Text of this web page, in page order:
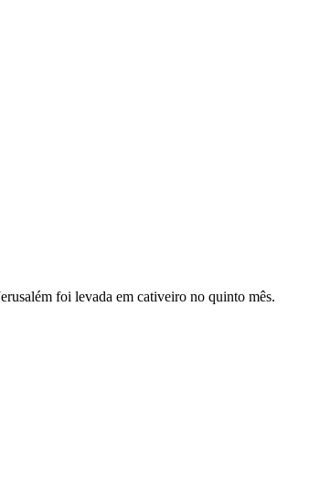
foi levada em cativeiro no quinto mês.